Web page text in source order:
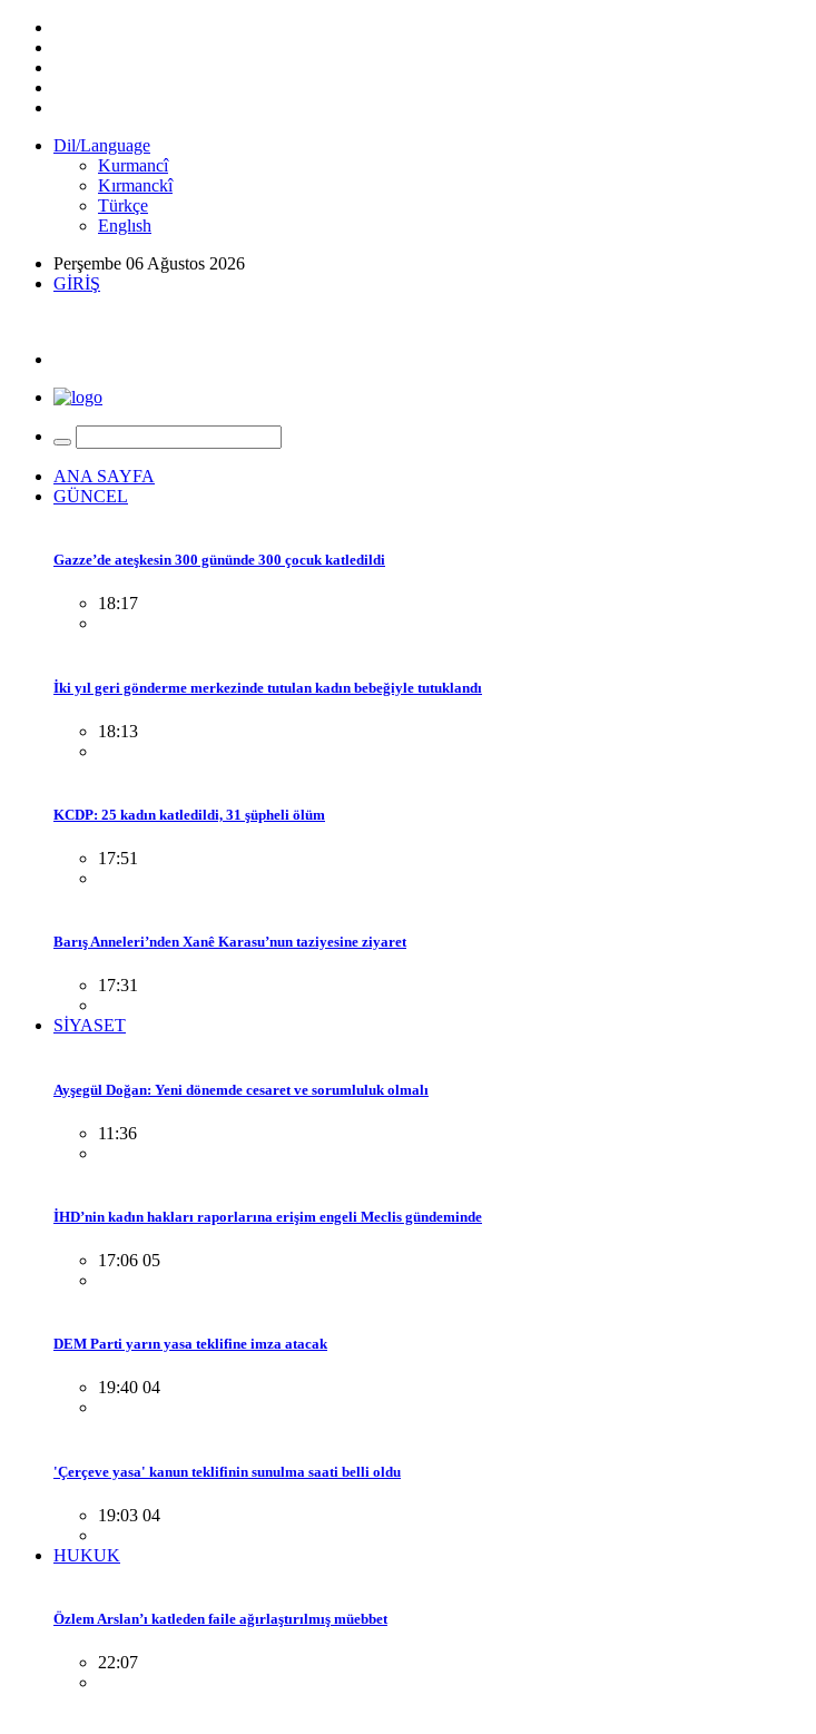
Dil/Language
Kurmancî
Kırmanckî
Türkçe
Englısh
Perşembe 06 Ağustos 2026
GİRİŞ
ANA SAYFA
GÜNCEL
Gazze’de ateşkesin 300 gününde 300 çocuk katledildi
18:17
İki yıl geri gönderme merkezinde tutulan kadın bebeğiyle tutuklandı
18:13
KCDP: 25 kadın katledildi, 31 şüpheli ölüm
17:51
Barış Anneleri’nden Xanê Karasu’nun taziyesine ziyaret
17:31
SİYASET
Ayşegül Doğan: Yeni dönemde cesaret ve sorumluluk olmalı
11:36
İHD’nin kadın hakları raporlarına erişim engeli Meclis gündeminde
17:06 05
DEM Parti yarın yasa teklifine imza atacak
19:40 04
'Çerçeve yasa' kanun teklifinin sunulma saati belli oldu
19:03 04
HUKUK
Özlem Arslan’ı katleden faile ağırlaştırılmış müebbet
22:07